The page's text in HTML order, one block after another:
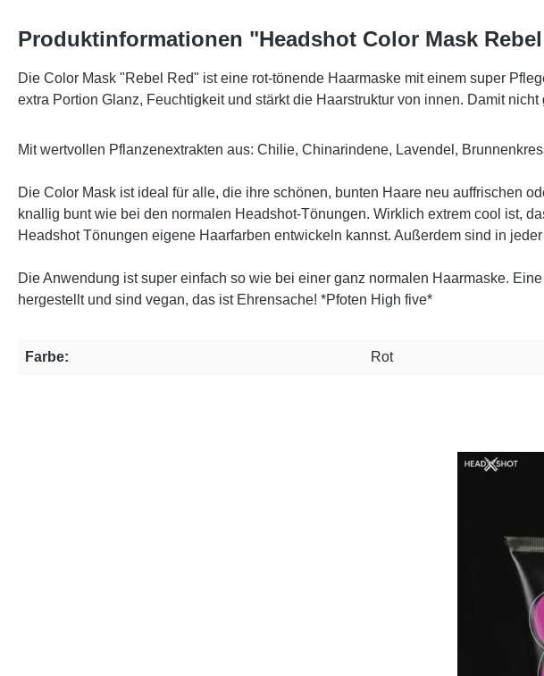
Produktinformationen "Headshot Color Mask
Die Color Mask "Rebel Red" ist eine rot-tönende Haarmaske mit einem super
extra Portion Glanz, Feuchtigkeit und stärkt die Haarstruktur von innen. Damit
Mit wertvollen Pflanzenextrakten aus: Chilie, Chinarindene, Lavendel,
Die Color Mask ist ideal für alle, die ihre schönen, bunten Haare neu auffrischen
knallig bunt wie bei den normalen Headshot-Tönungen. Wirklich extrem cool ist,
Headshot Tönungen eigene Haarfarben entwickeln kannst. Außerdem sind in
Die Anwendung ist super einfach so wie bei einer ganz normalen Haarmaske.
hergestellt und sind vegan, das ist Ehrensache! *Pfoten High five*
Farbe: Rot